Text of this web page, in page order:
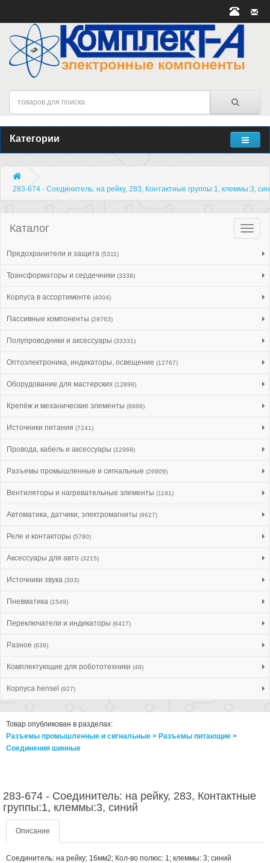
Категории
283-674 - Соединитель: на рейку, 283, Контактные группы:1, клеммы:3,
Каталог
Предохранители и защита (5311)
Трансформаторы и сердечники (3338)
Корпуса в ассортименте (4004)
Пассивные компоненты (29763)
Полупроводники и аксессуары (33331)
Оптоэлектроника, индикаторы, освещение (12767)
Оборудование для мастерских (12898)
Крепёж и механические элементы (8866)
Источники питания (7241)
Провода, кабель и аксессуары (12969)
Разъемы промышленные и сигнальные (26909)
Вентиляторы и нагревательные элементы (1191)
Автоматика, датчики, электромагниты (9627)
Реле и контакторы (5780)
Аксессуары для авто (3215)
Источники звука (303)
Пневматика (1549)
Переключатели и индикаторы (6417)
Разное (639)
Комплектующие для робототехники (48)
Корпуса hensel (927)
Товар опубликован в разделах:
Разъемы промышленные и сигнальные > Разъeмы питающие >
Соединения шинные
283-674 - Соединитель: на рейку, 283, Контактные
группы:1, клеммы:3, синий
Описание
Соединитель: на рейку; 16мм2; Кол-во полюс: 1; клеммы: 3; синий